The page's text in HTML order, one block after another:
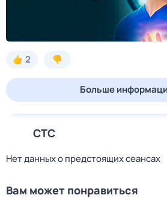
2
Больше
СТС
Нет данных о предстоящих сеансах
Вам может понравиться